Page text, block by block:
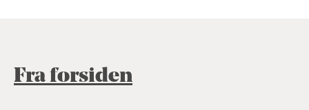
Fra forsiden